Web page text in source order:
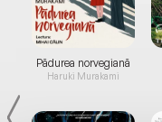
Pădurea norvegiană
Haruki Murakami